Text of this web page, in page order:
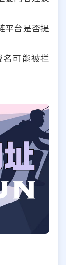
平台是否提
可能被拦